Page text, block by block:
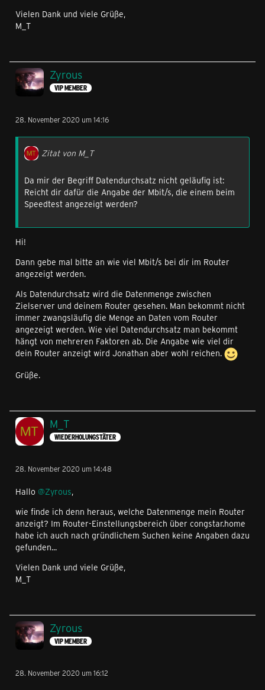
Vielen Dank und viele Grüße,
M_T
Zyrous
VIP MEMBER
28. November 2020 um 14:16
Zitat von M_T
Da mir der Begriff Datendurchsatz nicht geläufig ist:
Reicht dir dafür die Angabe der Mbit/s, die einem beim
Speedtest angezeigt werden?
Hi!
Dann gebe mal bitte an wie viel Mbit/s bei dir im Router
angezeigt werden.
Als Datendurchsatz wird die Datenmenge zwischen
Zielserver und deinem Router gesehen. Man bekommt nicht
immer zwangsläufig die Menge an Daten vom Router
angezeigt werden. Wie viel Datendurchsatz man bekommt
hängt von mehreren Faktoren ab. Die Angabe wie viel dir
dein Router anzeigt wird Jonathan aber wohl reichen.
Grüße.
M_T
WIEDERHOLUNGSTÄTER
28. November 2020 um 14:48
Hallo @Zyrous,
wie finde ich denn heraus, welche Datenmenge mein Router
anzeigt? Im Router-Einstellungsbereich über congstar.home
habe ich auch nach gründlichem Suchen keine Angaben dazu
gefunden...
Vielen Dank und viele Grüße,
M_T
Zyrous
VIP MEMBER
28. November 2020 um 16:12